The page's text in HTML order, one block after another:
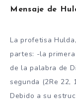
Mensaje de
La profetisa
partes: -la
de la palabra de
segunda (2Re 22,
Debido a su